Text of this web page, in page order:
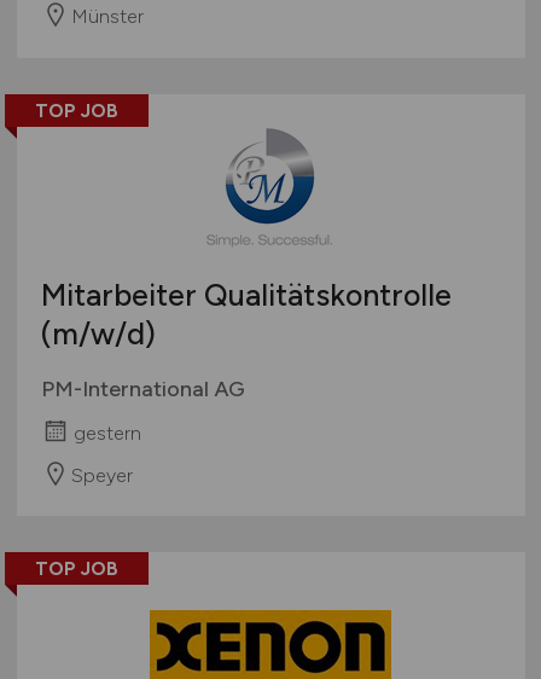
Münster
TOP JOB
Mitarbeiter Qualitätskontrolle
(m/w/d)
PM-International AG
gestern
Speyer
TOP JOB